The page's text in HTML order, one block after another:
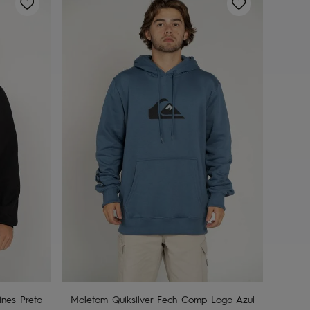
Preto
P GG
Adicionar ao carrinho
Moletom Quiksilver Fech Comp Logo Azul